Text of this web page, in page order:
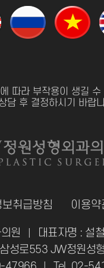
따라 부작용이 생길 수
담 후 결정하시기 바랍
취급방침 이용약
원
대표자명 : 설
성로553 JW정원성